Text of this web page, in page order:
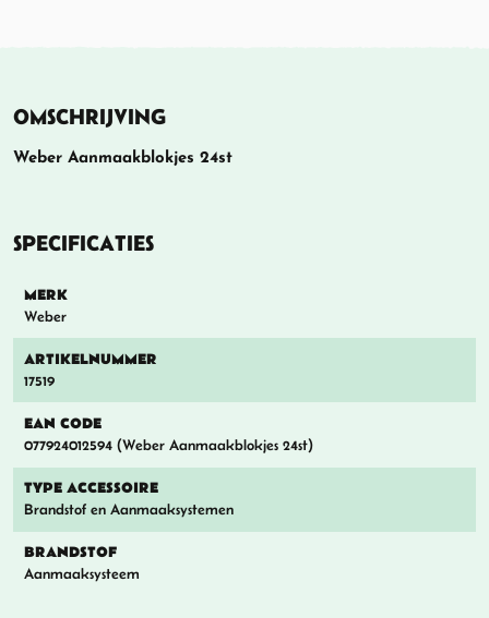
OMSCHRIJVING
Weber Aanmaakblokjes 24st
SPECIFICATIES
MERK
Weber
ARTIKELNUMMER
17519
EAN CODE
077924012594 (Weber Aanmaakblokjes 24st)
TYPE ACCESSOIRE
Brandstof en Aanmaaksystemen
BRANDSTOF
Aanmaaksysteem